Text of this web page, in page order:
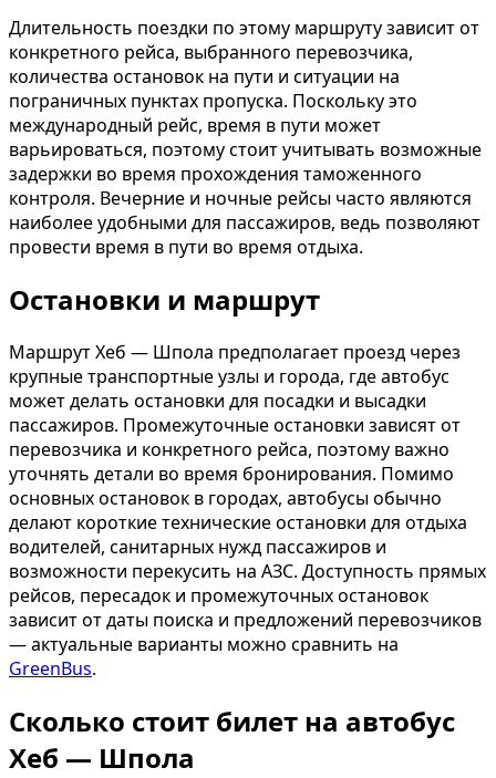
Длительность поездки по этому маршруту зависит от
конкретного рейса, выбранного перевозчика,
количества остановок на пути и ситуации на
пограничных пунктах пропуска. Поскольку это
международный рейс, время в пути может
варьироваться, поэтому стоит учитывать возможные
задержки во время прохождения таможенного
контроля. Вечерние и ночные рейсы часто являются
наиболее удобными для пассажиров, ведь позволяют
провести время в пути во время отдыха.
Остановки и маршрут
Маршрут Хеб — Шпола предполагает проезд через
крупные транспортные узлы и города, где автобус
может делать остановки для посадки и высадки
пассажиров. Промежуточные остановки зависят от
перевозчика и конкретного рейса, поэтому важно
уточнять детали во время бронирования. Помимо
основных остановок в городах, автобусы обычно
делают короткие технические остановки для отдыха
водителей, санитарных нужд пассажиров и
возможности перекусить на АЗС. Доступность прямых
рейсов, пересадок и промежуточных остановок
зависит от даты поиска и предложений перевозчиков
— актуальные варианты можно сравнить на
GreenBus.
Сколько стоит билет на автобус
Хеб — Шпола